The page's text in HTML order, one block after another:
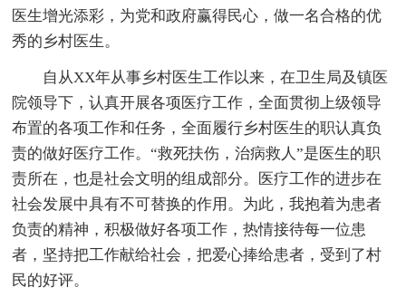
医生增光添彩，为党和政府赢得民心，做一名合格的优
秀的乡村医生。
自从XX年从事乡村医生工作以来，在卫生局及镇医
院领导下，认真开展各项医疗工作，全面贯彻上级领导
布置的各项工作和任务，全面履行乡村医生的职认真负
责的做好医疗工作。“救死扶伤，治病救人”是医生的职
责所在，也是社会文明的组成部分。医疗工作的进步在
社会发展中具有不可替换的作用。为此，我抱着为患者
负责的精神，积极做好各项工作，热情接待每一位患
者，坚持把工作献给社会，把爱心捧给患者，受到了村
民的好评。